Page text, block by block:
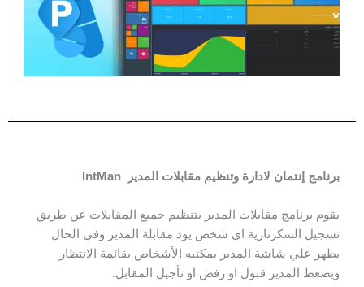
برنامج إنتمان لادارة وتنظيم مقابلات المدير IntMan
يقوم برنامج مقابلات المدير بتنظيم جميع المقابلات عن طريق
تسجيل السكرتارية اي شخص يود مقابلة المدير وفي الحال
يظهر علي شاشة المدير بمكتبه الأشخاص بقائمة الانتظار
ويضعط المدير قبول او رفض او تأجيل المقابل.